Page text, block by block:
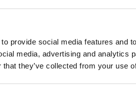
provide social media features and
media, advertising and analytics
they’ve collected from your use